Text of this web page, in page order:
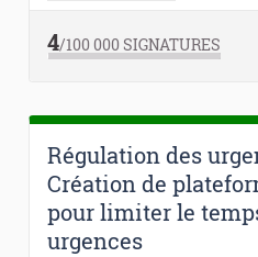
4/100 000SIGNATURES
Régulation des
Création de
pour limiter le
urgences